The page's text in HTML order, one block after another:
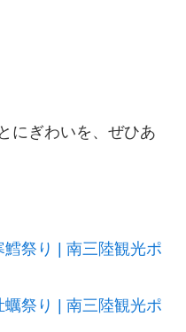
にぎわいを、ぜひあ
祭り | 南三陸観光ポ
祭り | 南三陸観光ポ